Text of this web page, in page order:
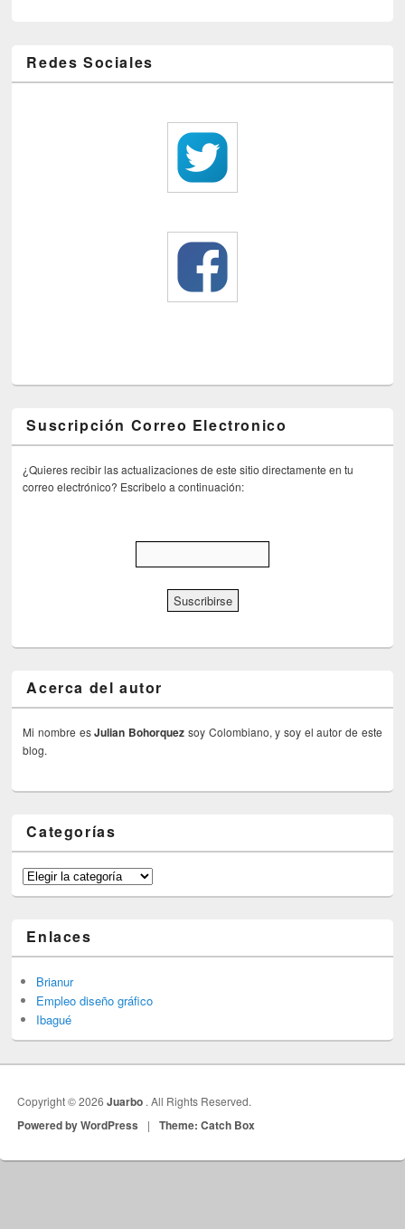
Redes Sociales
Suscripción Correo Electronico
¿Quieres recibir las actualizaciones de este sitio directamente en tu
correo electrónico? Escribelo a continuación:
Acerca del autor
Mi nombre esJulian Bohorquez soy Colombiano, y soy el autor de este
blog.
Categorías
Categorías
Enlaces
Brianur
Empleo diseño gráfico
Ibagué
Copyright © 2026Juarbo . All Rights Reserved.
Powered by WordPress | Theme: Catch Box